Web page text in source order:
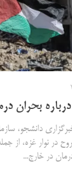
بحران
دانشجو،
بیمار و مجروح در نوار
در خارج...